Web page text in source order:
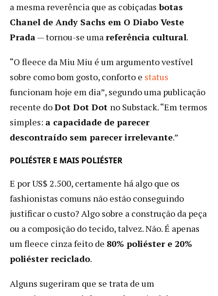
a mesma reverência que as cobiçadas botas
Chanel de Andy Sachs em O Diabo Veste
Prada— tornou-se umareferência cultural.
“O fleece da Miu Miu é um argumento vestível
sobre como bom gosto, conforto e status
funcionam hoje em dia”, segundo uma publicação
recente doDot Dot Dot no Substack. “Em termos
simples: a capacidade de parecer
descontraído sem parecer irrelevante.”
POLIÉSTER E MAIS POLIÉSTER
E por US$ 2.500, certamente há algo que os
fashionistas comuns não estão conseguindo
justificar o custo? Algo sobre a construção da peça
ou a composição do tecido, talvez. Não. É apenas
um fleece cinza feito de 80% poliéster e 20%
poliéster reciclado.
Alguns sugeriram que se trata de um